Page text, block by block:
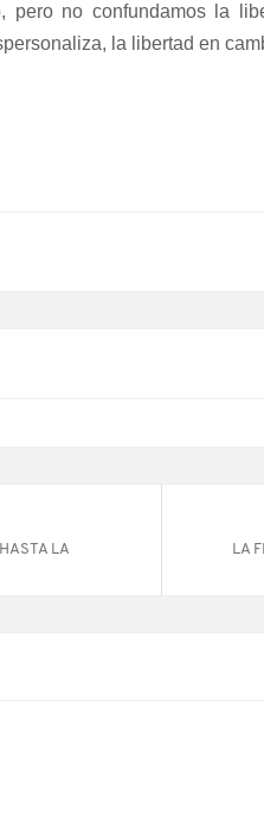
pero no confundamos la
la libertad en
LA
LA